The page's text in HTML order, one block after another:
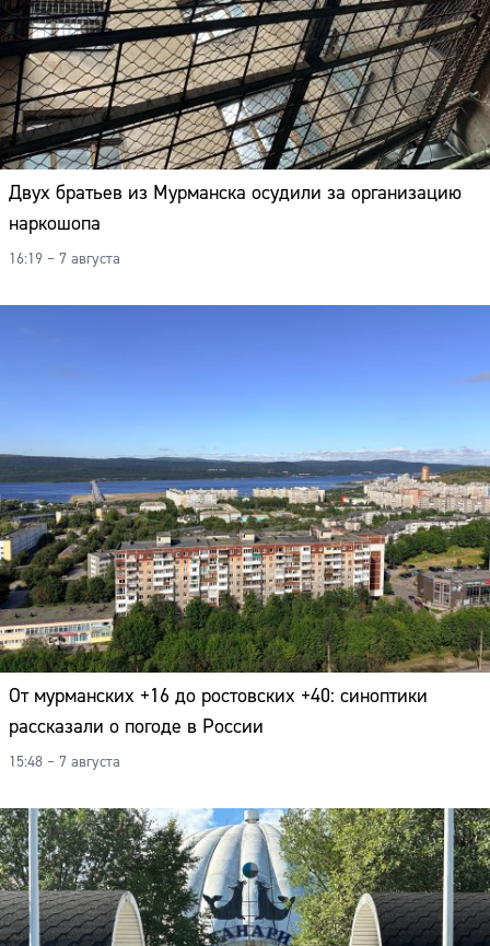
Двух братьев из Мурманска осудили за организацию
наркошопа
16:19 – 7 августа
От мурманских +16 до ростовских +40: синоптики
рассказали о погоде в России
15:48 – 7 августа